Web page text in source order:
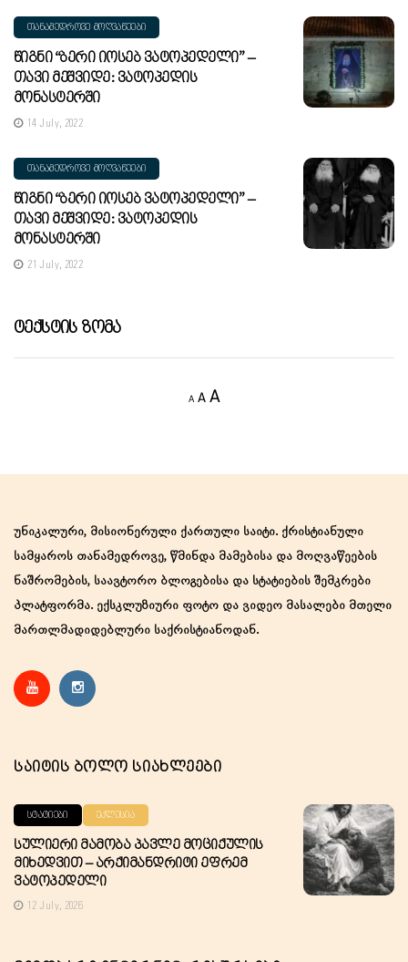
ᲗᲐᲜᲐᲛᲔᲓᲠᲝᲕᲔ ᲛᲝᲦᲕᲐᲬᲔᲔᲑᲘ
Წიგნი “ბერი Იოსებ Ვატოპედელი” –
Თავი Მეშვიდე: Ვატოპედის
Მონასტერში
14 July, 2022
ᲗᲐᲜᲐᲛᲔᲓᲠᲝᲕᲔ ᲛᲝᲦᲕᲐᲬᲔᲔᲑᲘ
Წიგნი “ბერი Იოსებ Ვატოპედელი” –
Თავი Მეშვიდე: Ვატოპედის
Მონასტერში
21 July, 2022
Ტექსტის Ზომა
A
Decrease
A Reset
AIncrease
უნიკალური, მისიონერული ქართული საიტი. ქრისტიანული
სამყაროს თანამედროვე, წმინდა მამებისა და მოღვაწეების
ნაშრომების, საავტორო ბლოგებისა და სტატიების შემკრები
პლატფორმა. ექსკლუზიური ფოტო და ვიდეო მასალები მთელი
მართლმადიდებლური საქრისტიანოდან.
Საიტის Ბოლო Სიახლეები
ᲡᲢᲐᲢᲘᲔᲑᲘ ᲔᲙᲚᲔᲡᲘᲐ
Სულიერი Მამობა Პავლე Მოციქულის
Მიხედვით – Არქიმანდრიტი Ეფრემ
Ვატოპედელი
12 July, 2026